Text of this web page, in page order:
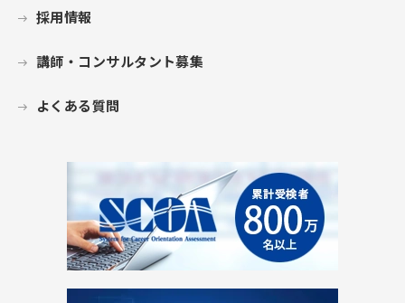
採用情報
講師・コンサルタント募集
よくある質問